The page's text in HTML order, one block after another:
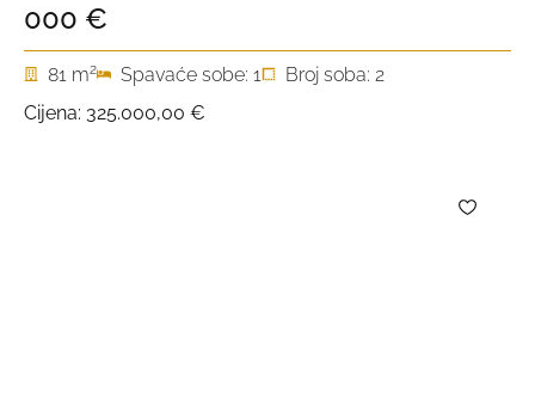
000 €
81 m2 Spavaće sobe: 1
Broj soba: 2
Cijena: 325.000,00 €